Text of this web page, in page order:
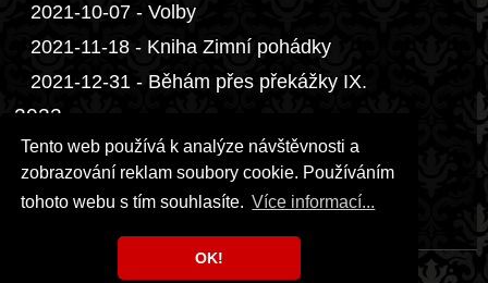
Tento web používá k analýze návštěvnosti a
zobrazování reklam soubory cookie. Používáním
tohoto webu s tím souhlasíte. Více informací...
OK!
2021-10-07 - Volby
2021-11-18 - Kniha Zimní pohádky
2021-12-31 - Běhám přes překážky IX.
2022
2023
2024
Copyright © 1999 - 2026 Milka